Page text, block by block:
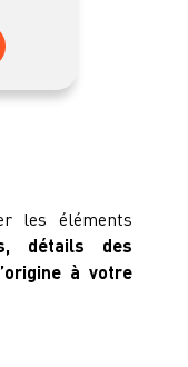
les éléments
détails des
à votre